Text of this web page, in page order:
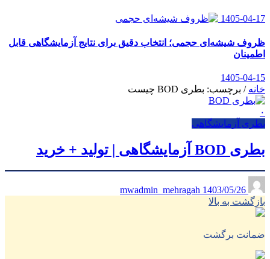
1405-04-17
ظروف شیشه‌ای حجمی؛ انتخاب دقیق برای نتایج آزمایشگاهی قابل
اطمینان
1405-04-15
خانه / برچسب: بطری BOD چیست
۰
بطری آزمایشگاهی
بطری BOD آزمایشگاهی | تولید + خرید
1403/05/26
بازگشت به بالا
ضمانت برگشت